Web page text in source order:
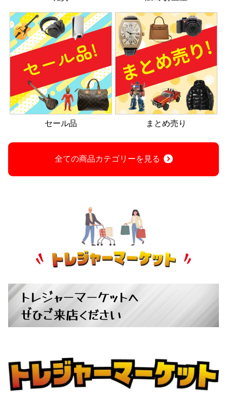
セール品 まとめ売り
全ての商品カテゴリーを見る
トレジャーマーケットへ
ぜひご来店ください